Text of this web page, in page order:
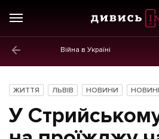
Війна в Україні
Новини
Політика
ЖИТТЯ ЛЬВІВ НОВИНИ
У